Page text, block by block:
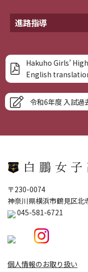
進路指導
Hakuho Girls’ High
English
令和6年度 入試過
〒230-0074
神奈川県横浜市鶴見区
045-581-6721
個人情報のお取り扱い